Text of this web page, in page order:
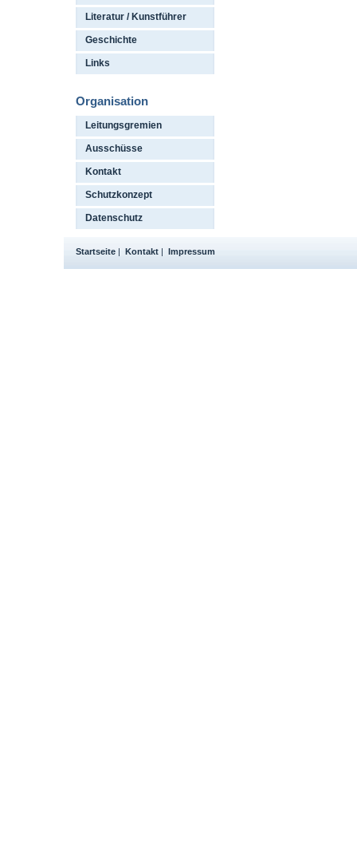
Literatur / Kunstführer
Geschichte
Links
Organisation
Leitungsgremien
Ausschüsse
Kontakt
Schutzkonzept
Datenschutz
Startseite | Kontakt | Impressum